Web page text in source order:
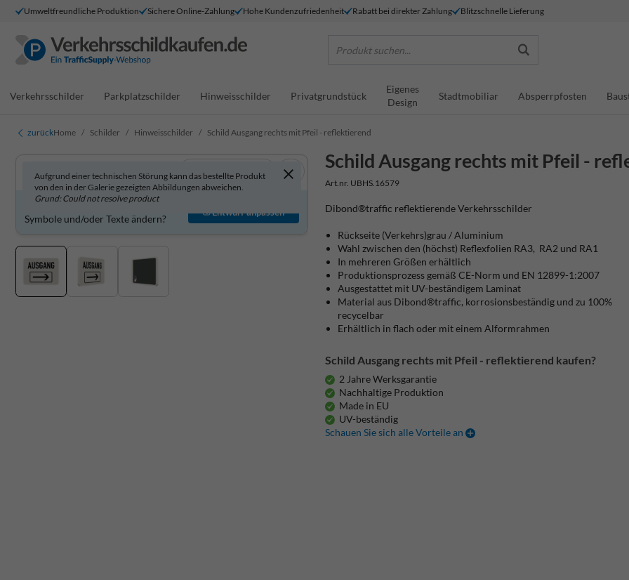
Umweltfreundliche Produktion Sichere Online-Zahlung Hohe Kundenzufriedenheit Rabatt bei direkter Zahlung Blitzschnelle Lieferung
Produkt suchen...
Verkehrsschilder Parkplatzschilder Hinweisschilder Privatgrundstück
Eigenes
Design
Stadtmobiliar Absperrpfosten
zurückHome Schilder Hinweisschilder Schild Ausgang rechts mit Pfeil - reflektierend
Schild Ausgang rechts mit Pfeil -
Art.nr. UBHS.16579
Aufgrund einer technischen Störung kann das bestellte Produkt
von den in der Galerie gezeigten Abbildungen abweichen.
Grund: Could not resolve product
In 3D anzeigen
Produkt individuell gestalten?
Symbole und/oder Texte ändern?
Entwurf anpassen Dibond®traffic reflektierende Verkehrsschilder
Rückseite (Verkehrs)grau / Aluminium
Wahl zwischen den (höchst) Reflexfolien RA3, RA2 und RA1
In mehreren Größen erhältlich
Produktionsprozess gemäß CE-Norm und EN 12899-1:2007
Ausgestattet mit UV-beständigem Laminat
Material aus Dibond®traffic, korrosionsbeständig und zu 100%
recycelbar
Erhältlich in flach oder mit einem Alformrahmen
Schild Ausgang rechts mit Pfeil - reflektierend kaufen?
2 Jahre Werksgarantie
Nachhaltige Produktion
Made in EU
UV-beständig
Schauen Sie sich alle Vorteile an